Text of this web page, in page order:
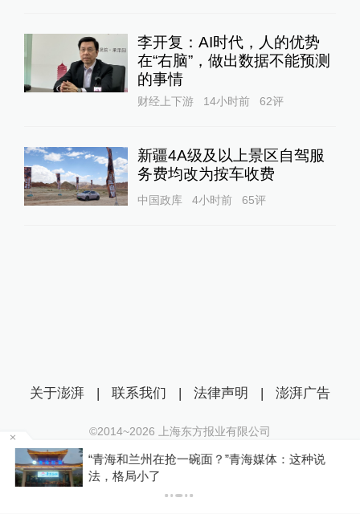
李开复：AI时代，人的优势
在“右脑”，做出数据不能预测
的事情
财经上下游 14小时前 62评
新疆4A级及以上景区自驾服
务费均改为按车收费
中国政库 4小时前 65评
“青海和兰州在抢一碗面？”青海媒体：这种说
法，格局小了
关于澎湃 | 联系我们 | 法律声明 | 澎湃广告
©2014~2026 上海东方报业有限公司
沪ICP证：沪B2-20170116 | 沪ICP备14003370号
互联网新闻信息服务许可证：31120170006
沪公网安备 31010602000299号